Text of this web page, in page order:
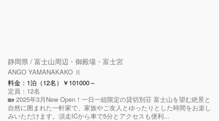
静岡県 / 富士山周辺・御殿場・富士宮
ANGO YAMANAKAKO Ⅱ
料金：1泊（12名）￥101000～
定員：12名
🏡 2025年3月New Open！一日一組限定の貸切別荘 富士山を望む絶景と
自然に囲まれた一軒家で、家族やご友人とゆったりとした時間をお楽し
みいただけます。須走ICから車で5分とアクセスも便利...